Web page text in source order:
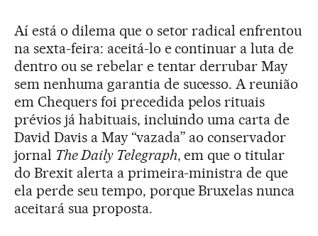
Aí está o dilema que o setor radical enfrentou
na sexta-feira: aceitá-lo e continuar a luta de
dentro ou se rebelar e tentar derrubar May
sem nenhuma garantia de sucesso. A reunião
em Chequers foi precedida pelos rituais
prévios já habituais, incluindo uma carta de
David Davis a May “vazada” ao conservador
jornal The Daily Telegraph, em que o titular
do Brexit alerta a primeira-ministra de que
ela perde seu tempo, porque Bruxelas nunca
aceitará sua proposta.